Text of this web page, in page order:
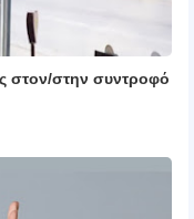
στον/στην συντροφό